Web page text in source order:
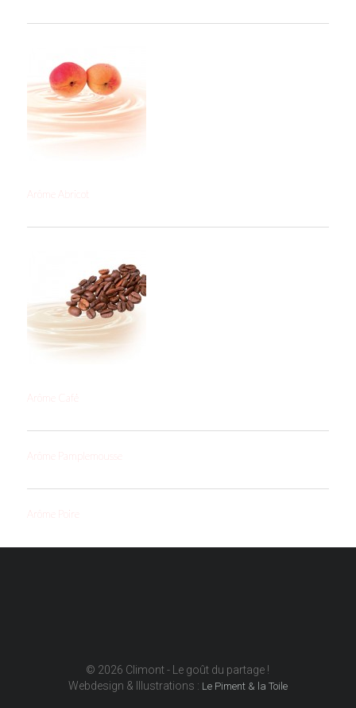
Arôme Abricot
Arôme Café
Arôme Pamplemousse
Arôme Poire
© 2026 Climont - Le goût du partage !
Webdesign & Illustrations : Le Piment & la Toile